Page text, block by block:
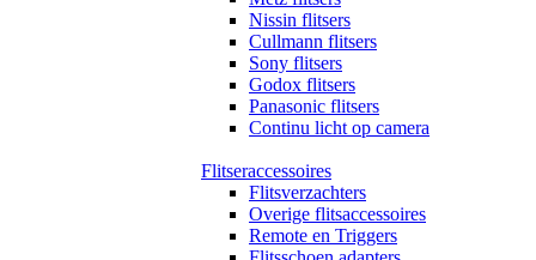
Nissin flitsers
Cullmann flitsers
Sony flitsers
Godox flitsers
Panasonic flitsers
Continu licht op camera
Flitseraccessoires
Flitsverzachters
Overige flitsaccessoires
Remote en Triggers